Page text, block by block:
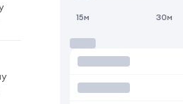
15м 30м